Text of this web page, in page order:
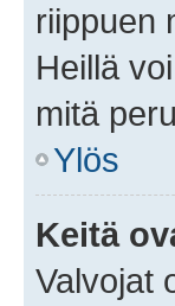
riippuen
Heillä
mitä
Ylös
Keitä
Valvojat